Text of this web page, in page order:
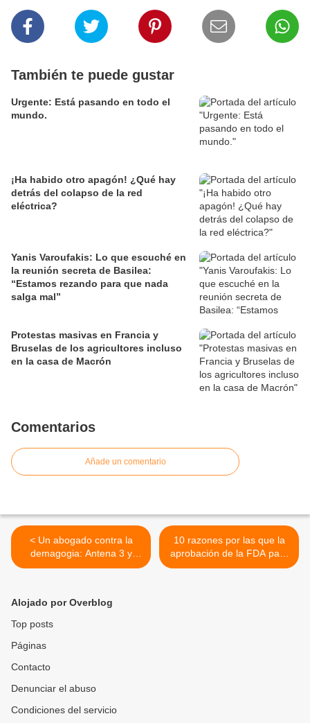
También te puede gustar
Urgente: Está pasando en todo el
mundo.
¡Ha habido otro apagón! ¿Qué hay
detrás del colapso de la red
eléctrica?
Yanis Varoufakis: Lo que escuché en
la reunión secreta de Basilea:
“Estamos rezando para que nada
salga mal”
Protestas masivas en Francia y
Bruselas de los agricultores incluso
en la casa de Macrón
Comentarios
Añade un comentario
< Un abogado contra la
demagogia: Antena 3 y
Newtral se unen para
10 razones por las que la
aprobación de la FDA para
el pinchazo de Pfizer no
Alojado por Overblog
Top posts
Páginas
Contacto
Denunciar el abuso
Condiciones del servicio